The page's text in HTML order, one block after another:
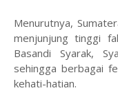
Menurutnya,
menjunjung tinggi
Basandi Syarak,
sehingga berbagai
kehati-hatian.